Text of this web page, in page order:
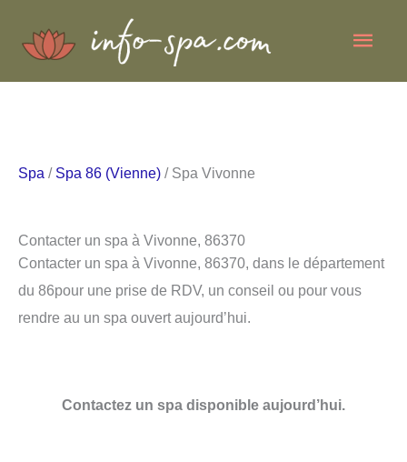
Spa / Spa 86 (Vienne) / Spa Vivonne
Contacter un spa à Vivonne, 86370
Contacter un spa à Vivonne, 86370, dans le département
du 86pour une prise de RDV, un conseil ou pour vous
rendre au un spa ouvert aujourd’hui.
Contactez un spa disponible aujourd’hui.